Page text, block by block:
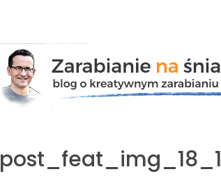
post_feat_img_18_1